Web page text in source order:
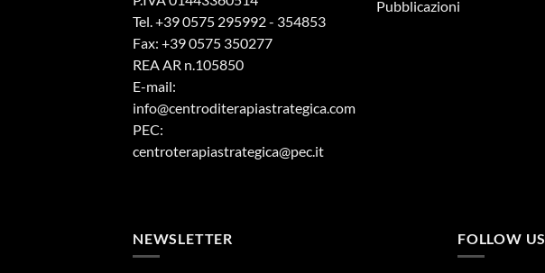
Tel. +39 0575 295992 - 354853
Fax: +39 0575 350277
REA AR n.105850
E-mail:
info@centroditerapiastrategica.com
PEC:
centroterapiastrategica@pec.it
Pubblicazioni
NEWSLETTER FOLLOW US